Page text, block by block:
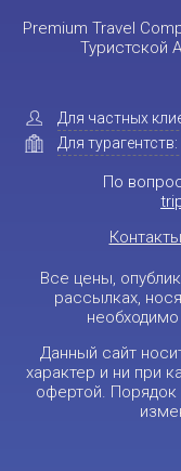
Premium Travel
Туристской
Для частных
Для турагентств:
По
Контакты
Все цены,
рассылках,
Данный сайт
характер и ни при
офертой.